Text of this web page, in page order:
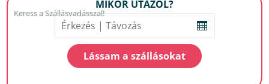
MIKOR UTAZOL?